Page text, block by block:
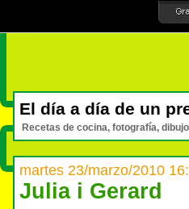
El día a día de un
Recetas de cocina, fotografía,
martes 23/marzo/2010
Julia i Gerard